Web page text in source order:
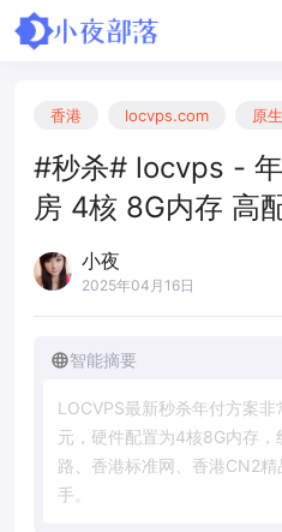
香港 locvps.com 原
#秒杀# locvps -
房 4核 8G内存 高
小夜
2025年04月16日
智能摘要
L OCVPS最新秒杀年付方案非
元 ， 硬件配置为4核8G内存 ，
路
香港标准网 香港CN2精
手